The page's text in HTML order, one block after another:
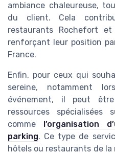
ambiance chaleureuse,
du client. Cela
restaurants Rochefort et
renforçant leur position
France.
Enfin, pour ceux qui
sereine, notamment
événement, il peut
ressources spécialisées
comme l’organisation
parking. Ce type de
hôtels ou restaurants de